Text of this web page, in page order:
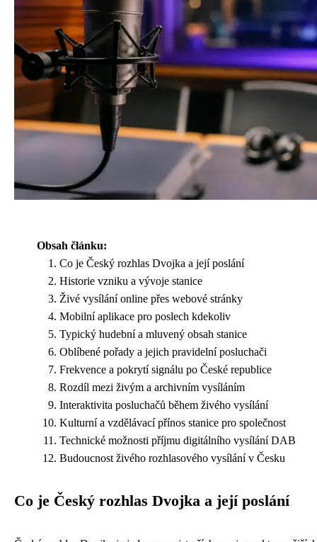
Obsah článku:
Co je Český rozhlas Dvojka a její poslání
Historie vzniku a vývoje stanice
Živé vysílání online přes webové stránky
Mobilní aplikace pro poslech kdekoliv
Typický hudební a mluvený obsah stanice
Oblíbené pořady a jejich pravidelní posluchači
Frekvence a pokrytí signálu po České republice
Rozdíl mezi živým a archivním vysíláním
Interaktivita posluchačů během živého vysílání
Kulturní a vzdělávací přínos stanice pro společnost
Technické možnosti příjmu digitálního vysílání DAB
Budoucnost živého rozhlasového vysílání v Česku
Co je Český rozhlas Dvojka a její poslání